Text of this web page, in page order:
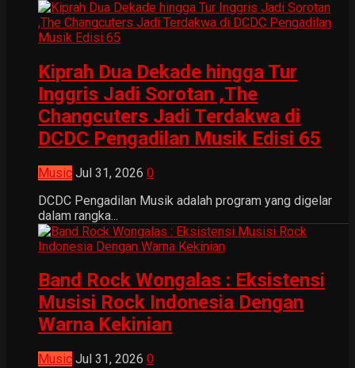
Kiprah Dua Dekade hingga Tur
Inggris Jadi Sorotan ,The
Changcuters Jadi Terdakwa di
DCDC Pengadilan Musik Edisi 65
Music Jul 31, 2026 0
DCDC Pengadilan Musik adalah program yang digelar
dalam rangka...
Band Rock Wongalas : Eksistensi
Musisi Rock Indonesia Dengan
Warna Kekinian
Music Jul 31, 2026 0